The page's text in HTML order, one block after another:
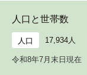
人口と世帯数
人口 17,934人
令和8年7月末日現在